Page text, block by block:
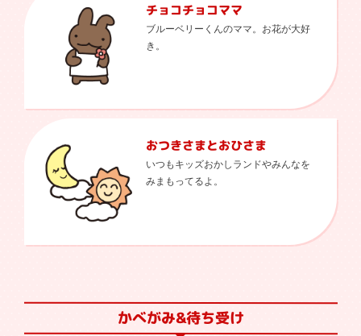
チョコチョコママ
ブルーベリーくんのママ。お花が大好
き。
おつきさまとおひさま
いつもキッズおかしランドやみんなを
みまもってるよ。
かべがみ&待ち受け